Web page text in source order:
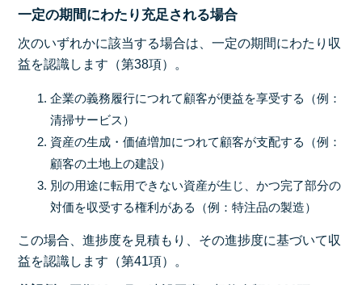
一定の期間にわたり充足される場合
次のいずれかに該当する場合は、一定の期間にわたり収
益を認識します（第38項）。
企業の義務履行につれて顧客が便益を享受する（例：
清掃サービス）
資産の生成・価値増加につれて顧客が支配する（例：
顧客の土地上の建設）
別の用途に転用できない資産が生じ、かつ完了部分の
対価を収受する権利がある（例：特注品の製造）
この場合、進捗度を見積もり、その進捗度に基づいて収
益を認識します（第41項）。